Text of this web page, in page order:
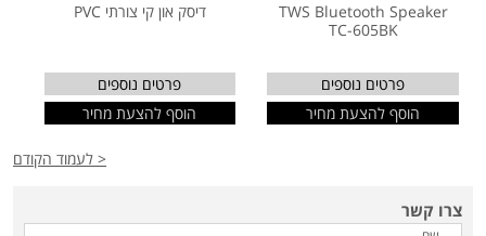
TWS Bluetooth Speaker
TC-605BK
פרטים נוספים
הוסף להצעת מחיר
דיסק און קי צורתי PVC
פרטים נוספים
הוסף להצעת מחיר
< לעמוד הקודם
צרו קשר